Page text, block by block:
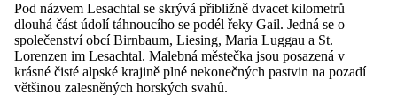
Pod názvem Lesachtal se skrývá přibližně dvacet kilometrů
dlouhá část údolí táhnoucího se podél řeky Gail. Jedná se o
společenství obcí Birnbaum, Liesing, Maria Luggau a St.
Lorenzen im Lesachtal. Malebná městečka jsou posazená v
krásné čisté alpské krajině plné nekonečných pastvin na pozadí
většinou zalesněných horských svahů.